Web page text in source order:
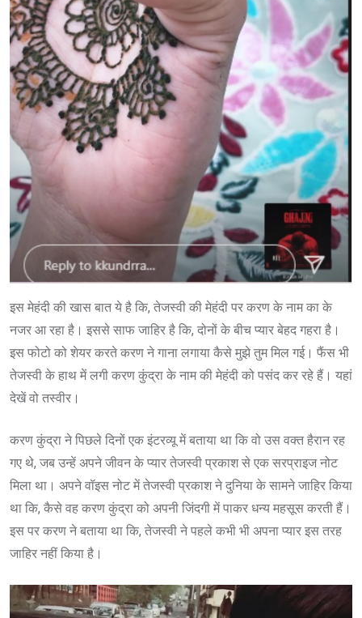
इस मेहंदी की खास बात ये है कि, तेजस्वी की मेहंदी पर करण के नाम का के
नजर आ रहा है। इससे साफ जाहिर है कि, दोनों के बीच प्यार बेहद गहरा है।
इस फोटो को शेयर करते करण ने गाना लगाया कैसे मुझे तुम मिल गई। फैंस भी
तेजस्वी के हाथ में लगी करण कुंद्रा के नाम की मेहंदी को पसंद कर रहे हैं। यहां
देखें वो तस्वीर।
करण कुंद्रा ने पिछले दिनों एक इंटरव्यू में बताया था कि वो उस वक्त हैरान रह
गए थे, जब उन्हें अपने जीवन के प्यार तेजस्वी प्रकाश से एक सरप्राइज नोट
मिला था। अपने वॉइस नोट में तेजस्वी प्रकाश ने दुनिया के सामने जाहिर किया
था कि, कैसे वह करण कुंद्रा को अपनी जिंदगी में पाकर धन्य महसूस करती हैं।
इस पर करण ने बताया था कि, तेजस्वी ने पहले कभी भी अपना प्यार इस तरह
जाहिर नहीं किया है।